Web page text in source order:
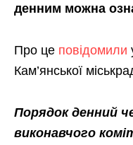
денним можна
Про це повідомили
Кам’янської
Порядок денний
виконавчого